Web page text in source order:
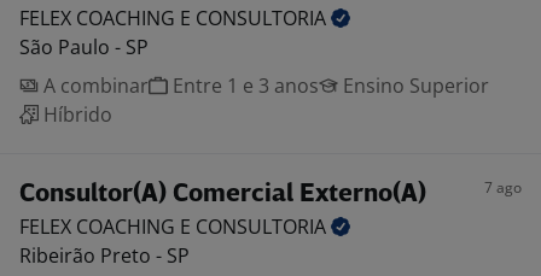
FELEX COACHING E CONSULTORIA
São Paulo - SP
A combinar
Entre 1 e 3 anos
Ensino Superior
Híbrido
Consultor(A) Comercial Externo(A) 7 ago
FELEX COACHING E CONSULTORIA
Ribeirão Preto - SP